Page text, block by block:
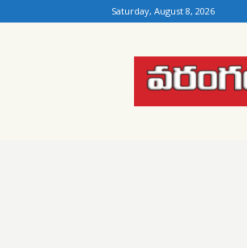
Saturday, August 8, 2026